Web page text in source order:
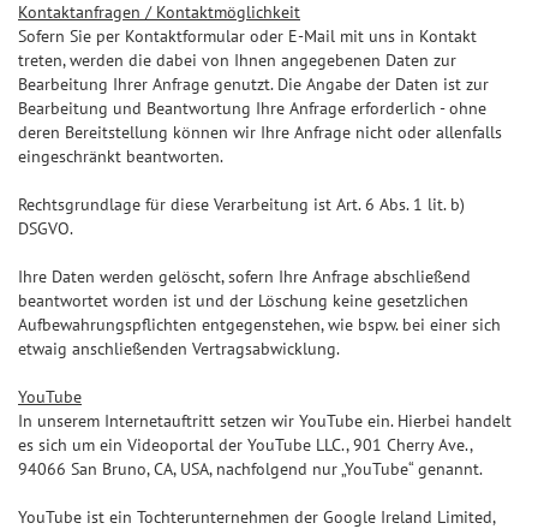
Kontaktanfragen / Kontaktmöglichkeit
Sofern Sie per Kontaktformular oder E-Mail mit uns in Kontakt
treten, werden die dabei von Ihnen angegebenen Daten zur
Bearbeitung Ihrer Anfrage genutzt. Die Angabe der Daten ist zur
Bearbeitung und Beantwortung Ihre Anfrage erforderlich - ohne
deren Bereitstellung können wir Ihre Anfrage nicht oder allenfalls
eingeschränkt beantworten.
Rechtsgrundlage für diese Verarbeitung ist Art. 6 Abs. 1 lit. b)
DSGVO.
Ihre Daten werden gelöscht, sofern Ihre Anfrage abschließend
beantwortet worden ist und der Löschung keine gesetzlichen
Aufbewahrungspflichten entgegenstehen, wie bspw. bei einer sich
etwaig anschließenden Vertragsabwicklung.
YouTube
In unserem Internetauftritt setzen wir YouTube ein. Hierbei handelt
es sich um ein Videoportal der YouTube LLC., 901 Cherry Ave.,
94066 San Bruno, CA, USA, nachfolgend nur „YouTube“ genannt.
YouTube ist ein Tochterunternehmen der Google Ireland Limited,